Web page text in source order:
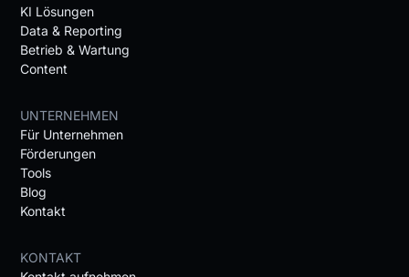
KI Lösungen
Data & Reporting
Betrieb & Wartung
Content
UNTERNEHMEN
Für Unternehmen
Förderungen
Tools
Blog
Kontakt
KONTAKT